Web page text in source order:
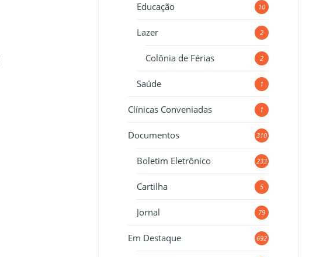
Educação 10
Lazer 2
Colônia de Férias 2
Saúde 1
Clínicas Conveniadas 1
Documentos 310
Boletim Eletrônico 233
Cartilha 5
Jornal 79
Em Destaque 692